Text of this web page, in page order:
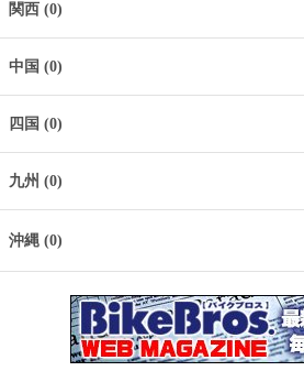
関西 (0)
中国 (0)
四国 (0)
九州 (0)
沖縄 (0)